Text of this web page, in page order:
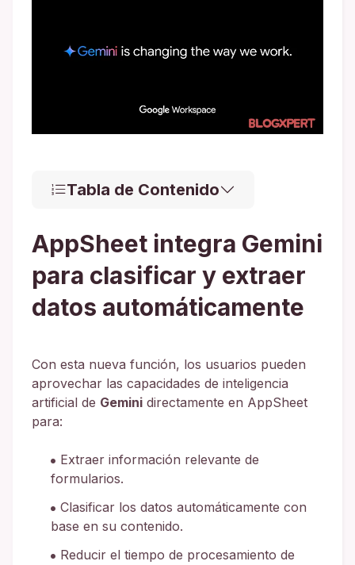
Tabla de Contenido
AppSheet integra Gemini
para clasificar y extraer
datos automáticamente
Con esta nueva función, los usuarios pueden
aprovechar las capacidades de inteligencia
artificial de Gemini directamente en AppSheet
para:
Extraer información relevante de
formularios.
Clasificar los datos automáticamente con
base en su contenido.
Reducir el tiempo de procesamiento de